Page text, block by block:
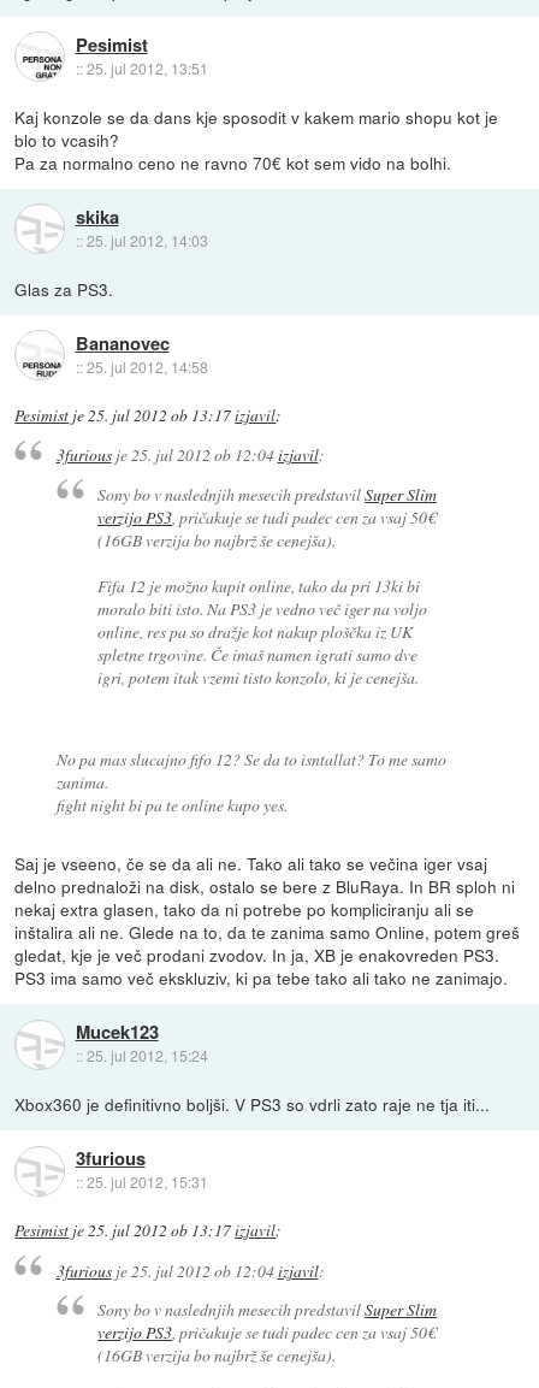
Pesimist
::25. jul 2012, 13:51
Kaj konzole se da dans kje sposodit v kakem mario shopu kot je
blo to vcasih?
Pa za normalno ceno ne ravno 70€ kot sem vido na bolhi.
skika
::25. jul 2012, 14:03
Glas za PS3.
Bananovec
::25. jul 2012, 14:58
Pesimist je25. jul 2012 ob 13:17izjavil:
3furiousje25. jul 2012 ob 12:04izjavil:
Sony bo v naslednjih mesecih predstavilSuper Slim
verzijo PS3, pričakuje se tudi padec cen za vsaj 50€
(16GB verzija bo najbrž še cenejša).
Fifa 12 je možno kupit online, tako da pri 13ki bi
moralo biti isto. Na PS3 je vedno več iger na voljo
online, res pa so dražje kot nakup ploščka iz UK
spletne trgovine. Če imaš namen igrati samo dve
igri, potem itak vzemi tisto konzolo, ki je cenejša.
No pa mas slucajno fifo 12? Se da to isntallat? To me samo
zanima.
fight night bi pa te online kupo yes.
Saj je vseeno, če se da ali ne. Tako ali tako se večina iger vsaj
delno prednaloži na disk, ostalo se bere z BluRaya. In BR sploh ni
nekaj extra glasen, tako da ni potrebe po kompliciranju ali se
inštalira ali ne. Glede na to, da te zanima samo Online, potem greš
gledat, kje je več prodani zvodov. In ja, XB je enakovreden PS3.
PS3 ima samo več ekskluziv, ki pa tebe tako ali tako ne zanimajo.
Mucek123
::25. jul 2012, 15:24
Xbox360 je definitivno boljši. V PS3 so vdrli zato raje ne tja iti...
3furious
::25. jul 2012, 15:31
Pesimist je25. jul 2012 ob 13:17izjavil:
3furiousje 25. jul 2012 ob 12:04izjavil:
Sony bo v naslednjih mesecih predstavilSuper Slim
verzijo PS3, pričakuje se tudi padec cen za vsaj 50€
(16GB verzija bo najbrž še cenejša).